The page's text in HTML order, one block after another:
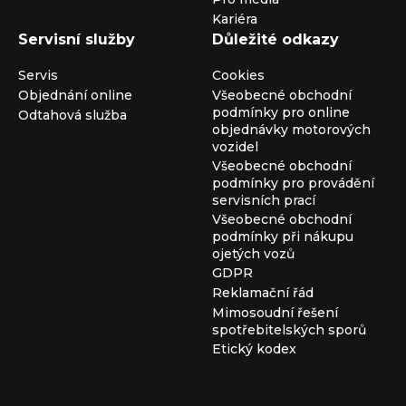
Kariéra
Servisní služby
Servis
Objednání online
Odtahová služba
Důležité odkazy
Cookies
Všeobecné obchodní
podmínky pro online
objednávky motorových
vozidel
Všeobecné obchodní
podmínky pro provádění
servisních prací
Všeobecné obchodní
podmínky při nákupu
ojetých vozů
GDPR
Reklamační řád
Mimosoudní řešení
spotřebitelských sporů
Etický kodex